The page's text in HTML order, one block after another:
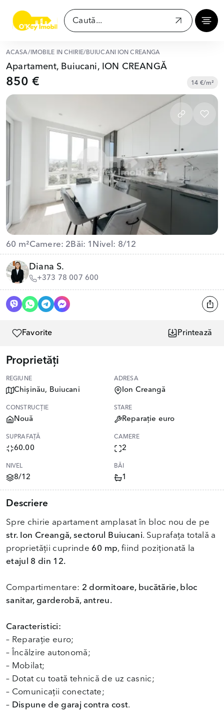
ACASĂ/ IMOBILE ÎN CHIRIE/ BUIUCANI ION CREANGĂ
Apartament, Buiucani, ION CREANGĂ
850 € 14 €/m²
60 m²Camere: 2 Băi: 1 Nivel: 8/12
Diana S.
+373 78 007 600
Favorite Printează
Proprietăți
REGIUNE
Chișinău, Buiucani
ADRESA
Ion Creangă
CONSTRUCȚIE
Nouă
STARE
Reparație euro
SUPRAFAȚĂ
60.00
CAMERE
2
NIVEL
8/12
BĂI
1
Descriere
Spre chirie apartament amplasat în bloc nou de pe
str. Ion Creangă, sectorul Buiucani. Suprafața totală a
proprietății cuprinde 60 mp, fiind poziționată la
etajul 8 din 12.
Compartimentare: 2 dormitoare, bucătărie, bloc
sanitar, garderobă, antreu.
Caracteristici:
– Reparație euro;
– Încălzire autonomă;
– Mobilat;
– Dotat cu toată tehnică de uz casnic;
– Comunicații conectate;
– Dispune de garaj contra cost.